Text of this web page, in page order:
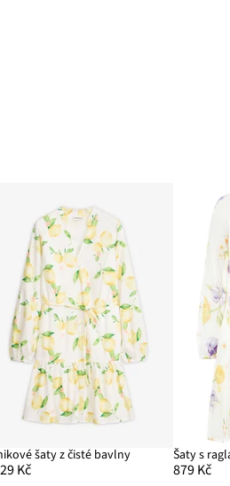
šaty z čisté bavlny
Kč
Šaty s
879 Kč